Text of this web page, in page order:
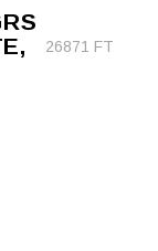
26871 FT